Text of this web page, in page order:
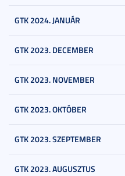
GTK 2024. JANUÁR
GTK 2023. DECEMBER
GTK 2023. NOVEMBER
GTK 2023. OKTÓBER
GTK 2023. SZEPTEMBER
GTK 2023. AUGUSZTUS